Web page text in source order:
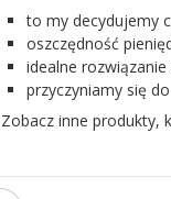
to my decydujemy
oszczędność
idealne
przyczyniamy się
Zobacz inne produkty,